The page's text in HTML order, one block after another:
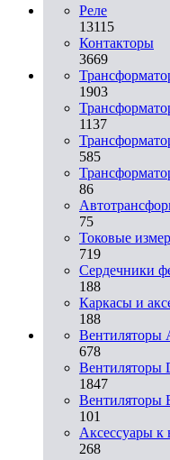
Реле
13115
Контакторы
3669
1903
1137
585
86
75
Токовые
719
Сердечники
188
Каркасы и
188
Вентиляторы
678
Вентиляторы
1847
Вентиляторы
101
Аксессуары к
268